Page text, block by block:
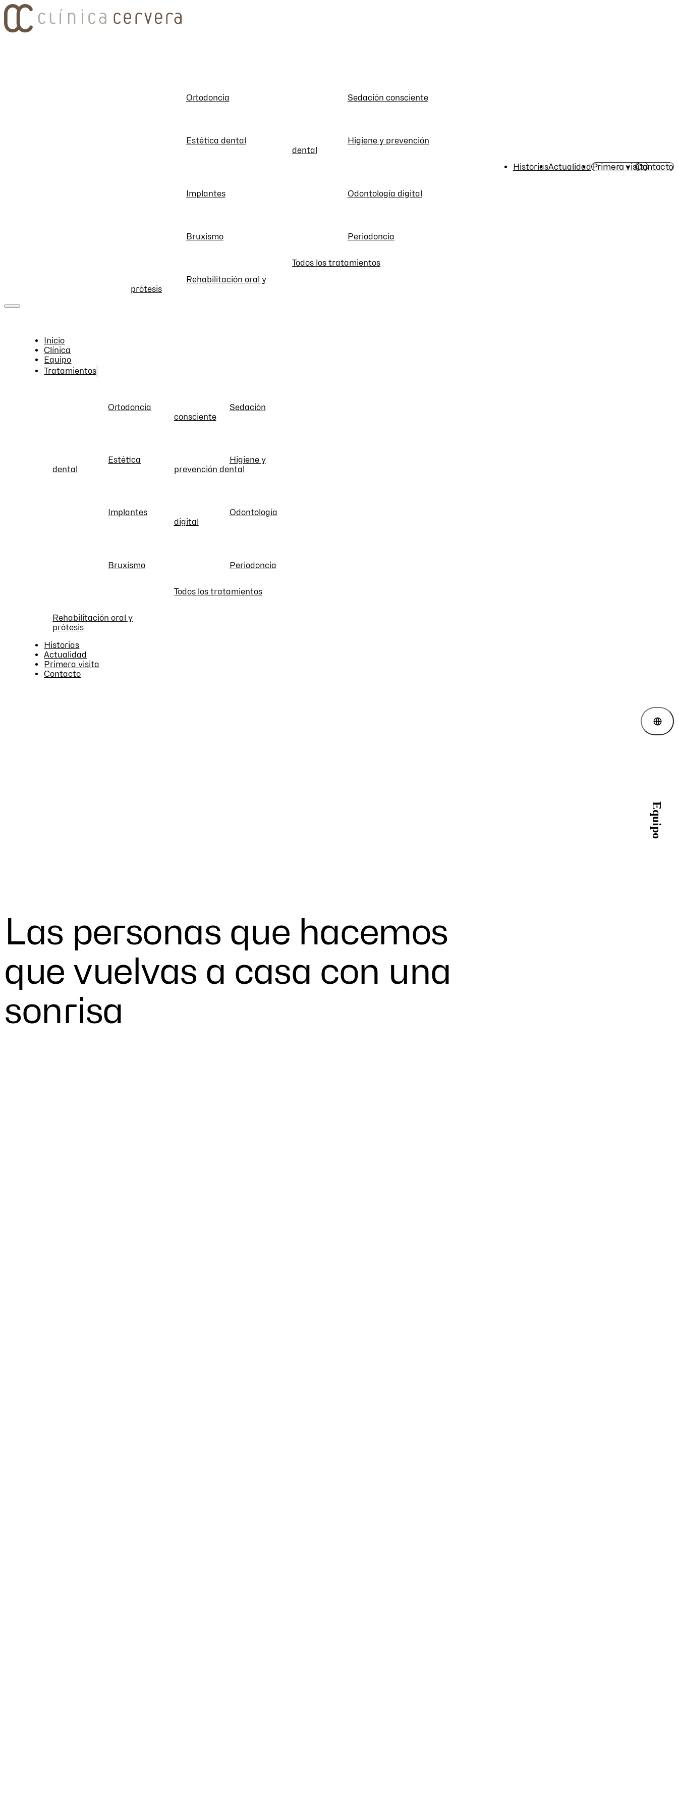
Ortodoncia Sedación consciente
Estética dental
Higiene y prevención
dental
Implantes Odontología digital
Bruxismo Periodoncia
Rehabilitación oral y
prótesis
Todos los tratamientos
HistoriasActualidadPrimera visitaContacto
Inicio
Clínica
Equipo
Tratamientos
Ortodoncia
Sedación
consciente
Estética
dental
Higiene y
prevención dental
Implantes
Odontología
digital
Bruxismo Periodoncia
Rehabilitación oral y
prótesis
Todos los tratamientos
Historias
Actualidad
Primera visita
Contacto
Equipo
Las personas que hacemos
que vuelvas a casa con una
sonrisa